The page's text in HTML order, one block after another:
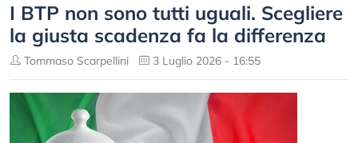
I BTP non sono tutti uguali. Scegliere
la giusta scadenza fa la differenza
Tommaso Scarpellini 3 Luglio 2026 - 16:55